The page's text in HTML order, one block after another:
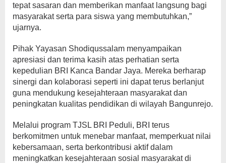
tepat sasaran dan memberikan manfaat langsung bagi
masyarakat serta para siswa yang membutuhkan,”
ujarnya.
Pihak Yayasan Shodiqussalam menyampaikan
apresiasi dan terima kasih atas perhatian serta
kepedulian BRI Kanca Bandar Jaya. Mereka berharap
sinergi dan kolaborasi seperti ini dapat terus berlanjut
guna mendukung kesejahteraan masyarakat dan
peningkatan kualitas pendidikan di wilayah Bangunrejo.
Melalui program TJSL BRI Peduli, BRI terus
berkomitmen untuk menebar manfaat, memperkuat nilai
kebersamaan, serta berkontribusi aktif dalam
meningkatkan kesejahteraan sosial masyarakat di